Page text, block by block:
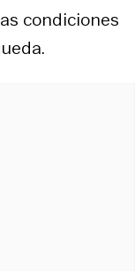
condiciones